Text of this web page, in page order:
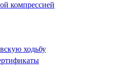
компрессией
ходьбу